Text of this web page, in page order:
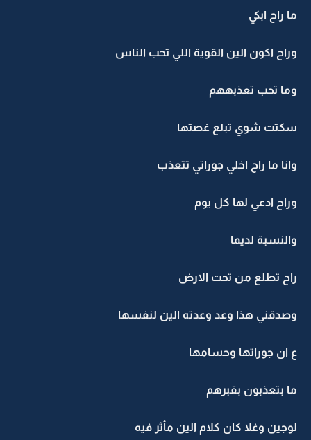
ما راح ابكي
وراح اكون الين القوية اللي تحب الناس
وما تحب تعذبههم
سكتت شوي تبلع غصتها
وانا ما راح اخلي جوراتي تتعذب
وراح ادعي لها كل يوم
والنسبة لديما
راح تطلع من تحت الارض
وصدقني هذا وعد وعدته الين لنفسها
ع ان جوراتها وحسامها
ما بتعذبون بقبرهم
لوجين وغلا كان كلام الين مأثر فيه